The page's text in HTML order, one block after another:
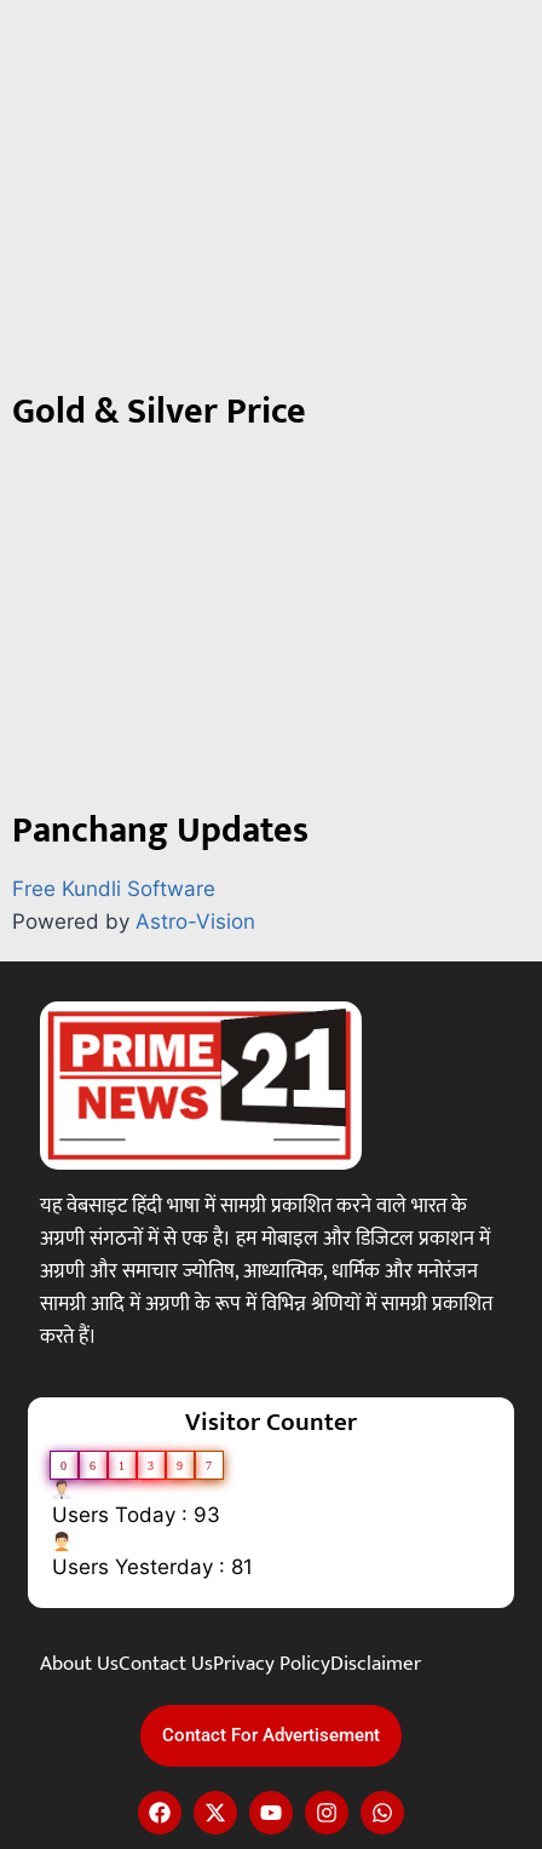
Gold & Silver Price
Panchang Updates
Free Kundli Software
Powered by Astro-Vision
यह वेबसाइट हिंदी भाषा में सामग्री प्रकाशित करने वाले भारत के
अग्रणी संगठनों में से एक है। हम मोबाइल और डिजिटल प्रकाशन में
अग्रणी और समाचार ज्योतिष, आध्यात्मिक, धार्मिक और मनोरंजन
सामग्री आदि में अग्रणी के रूप में विभिन्न श्रेणियों में सामग्री प्रकाशित
करते हैं।
Visitor Counter
0 6 1 3 9 7
Users Today : 93
Users Yesterday : 81
About UsContact UsPrivacy PolicyDisclaimer
Contact For Advertisement